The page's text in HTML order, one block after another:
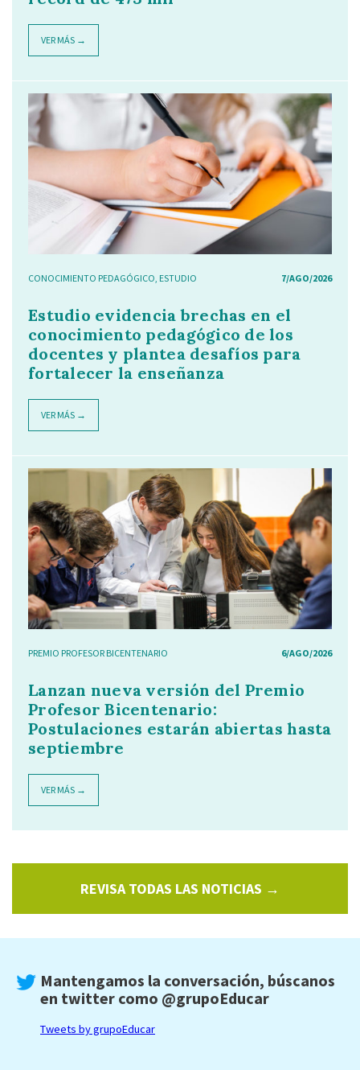
VER MÁS →
CONOCIMIENTO PEDAGÓGICO, ESTUDIO 7/AGO/2026
Estudio evidencia brechas en el
conocimiento pedagógico de los
docentes y plantea desafíos para
fortalecer la enseñanza
VER MÁS →
PREMIO PROFESOR BICENTENARIO 6/AGO/2026
Lanzan nueva versión del Premio
Profesor Bicentenario:
Postulaciones estarán abiertas hasta
septiembre
VER MÁS →
REVISA TODAS LAS NOTICIAS →
Mantengamos la conversación, búscanos
en twitter como @grupoEducar
Tweets by grupoEducar